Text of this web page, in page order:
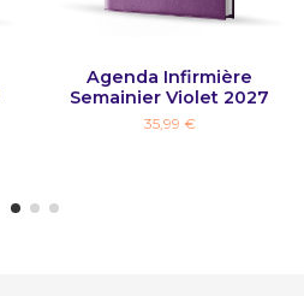
Agenda Infirmière
Semainier Violet 2027
35,99 €